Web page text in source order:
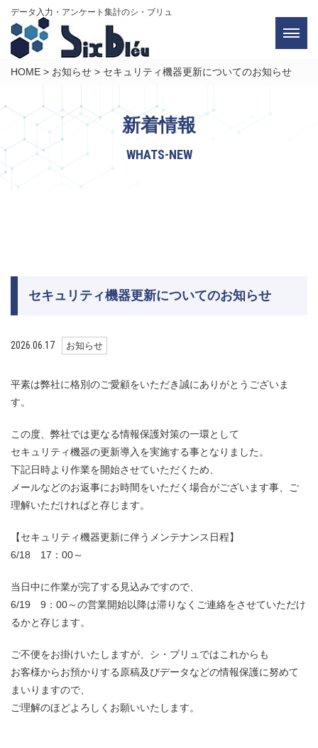
データ入力・アンケート集計のシ・ブリュ
HOME > お知らせ > セキュリティ機器更新についてのお知らせ
新着情報
WHATS-NEW
セキュリティ機器更新についてのお知らせ
2026.06.17 お知らせ
平素は弊社に格別のご愛顧をいただき誠にありがとうございま
す。
この度、弊社では更なる情報保護対策の一環として
セキュリティ機器の更新導入を実施する事となりました。
下記日時より作業を開始させていただくため、
メールなどのお返事にお時間をいただく場合がございます事、ご
理解いただければと存じます。
【セキュリティ機器更新に伴うメンテナンス日程】
6/18 17：00～
当日中に作業が完了する見込みですので、
6/19 9：00～の営業開始以降は滞りなくご連絡をさせていただけ
るかと存じます。
ご不便をお掛けいたしますが、シ・ブリュではこれからも
お客様からお預かりする原稿及びデータなどの情報保護に努めて
まいりますので、
ご理解のほどよろしくお願いいたします。